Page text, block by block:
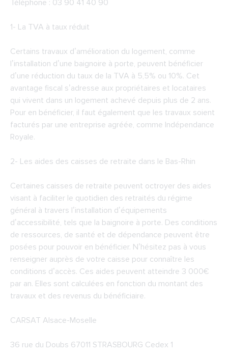
Téléphone : 03 90 41 40 90
1- La TVA à taux réduit
Certains travaux d’amélioration du logement, comme
l’installation d’une baignoire à porte, peuvent bénéficier
d’une réduction du taux de la TVA à 5,5% ou 10%. Cet
avantage fiscal s’adresse aux propriétaires et locataires
qui vivent dans un logement achevé depuis plus de 2 ans.
Pour en bénéficier, il faut également que les travaux soient
facturés par une entreprise agréée, comme Indépendance
Royale.
2- Les aides des caisses de retraite dans le Bas-Rhin
Certaines caisses de retraite peuvent octroyer des aides
visant à faciliter le quotidien des retraités du régime
général à travers l’installation d’équipements
d’accessibilité, tels que la baignoire à porte. Des conditions
de ressources, de santé et de dépendance peuvent être
posées pour pouvoir en bénéficier. N’hésitez pas à vous
renseigner auprès de votre caisse pour connaître les
conditions d’accès. Ces aides peuvent atteindre 3 000€
par an. Elles sont calculées en fonction du montant des
travaux et des revenus du bénéficiaire.
CARSAT Alsace-Moselle
36 rue du Doubs 67011 STRASBOURG Cedex 1